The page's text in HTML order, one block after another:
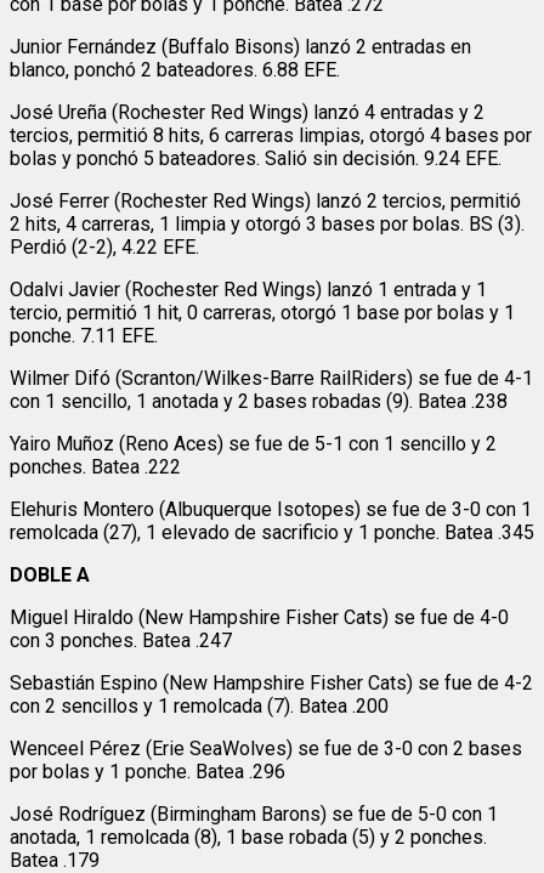
Junior Fernández (Buffalo Bisons) lanzó 2 entradas en
blanco, ponchó 2 bateadores. 6.88 EFE.
José Ureña (Rochester Red Wings) lanzó 4 entradas y 2
tercios, permitió 8 hits, 6 carreras limpias, otorgó 4 bases por
bolas y ponchó 5 bateadores. Salió sin decisión. 9.24 EFE.
José Ferrer (Rochester Red Wings) lanzó 2 tercios, permitió
2 hits, 4 carreras, 1 limpia y otorgó 3 bases por bolas. BS (3).
Perdió (2-2), 4.22 EFE.
Odalvi Javier (Rochester Red Wings) lanzó 1 entrada y 1
tercio, permitió 1 hit, 0 carreras, otorgó 1 base por bolas y 1
ponche. 7.11 EFE.
Wilmer Difó (Scranton/Wilkes-Barre RailRiders) se fue de 4-1
con 1 sencillo, 1 anotada y 2 bases robadas (9). Batea .238
Yairo Muñoz (Reno Aces) se fue de 5-1 con 1 sencillo y 2
ponches. Batea .222
Elehuris Montero (Albuquerque Isotopes) se fue de 3-0 con 1
remolcada (27), 1 elevado de sacrificio y 1 ponche. Batea .345
DOBLE A
Miguel Hiraldo (New Hampshire Fisher Cats) se fue de 4-0
con 3 ponches. Batea .247
Sebastián Espino (New Hampshire Fisher Cats) se fue de 4-2
con 2 sencillos y 1 remolcada (7). Batea .200
Wenceel Pérez (Erie SeaWolves) se fue de 3-0 con 2 bases
por bolas y 1 ponche. Batea .296
José Rodríguez (Birmingham Barons) se fue de 5-0 con 1
anotada, 1 remolcada (8), 1 base robada (5) y 2 ponches.
Batea .179